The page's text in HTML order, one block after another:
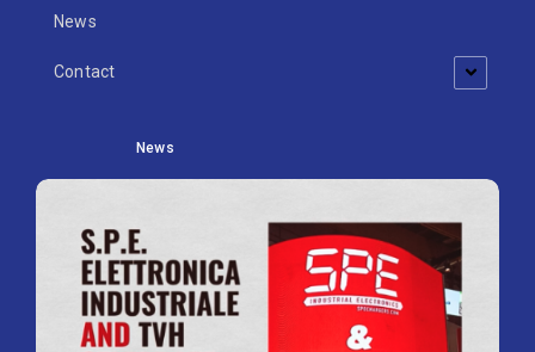
News
Contact
News